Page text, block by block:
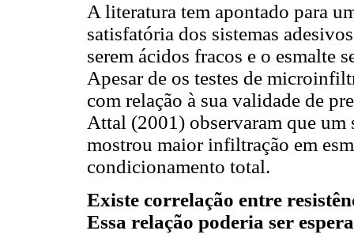
A literatura tem apontado para
satisfatória dos sistemas
serem ácidos fracos e o esmalte
Apesar de os testes de
com relação à sua validade de
Attal (2001) observaram que
mostrou maior infiltração em
condicionamento total.
Existe correlação entre
Essa relação poderia ser